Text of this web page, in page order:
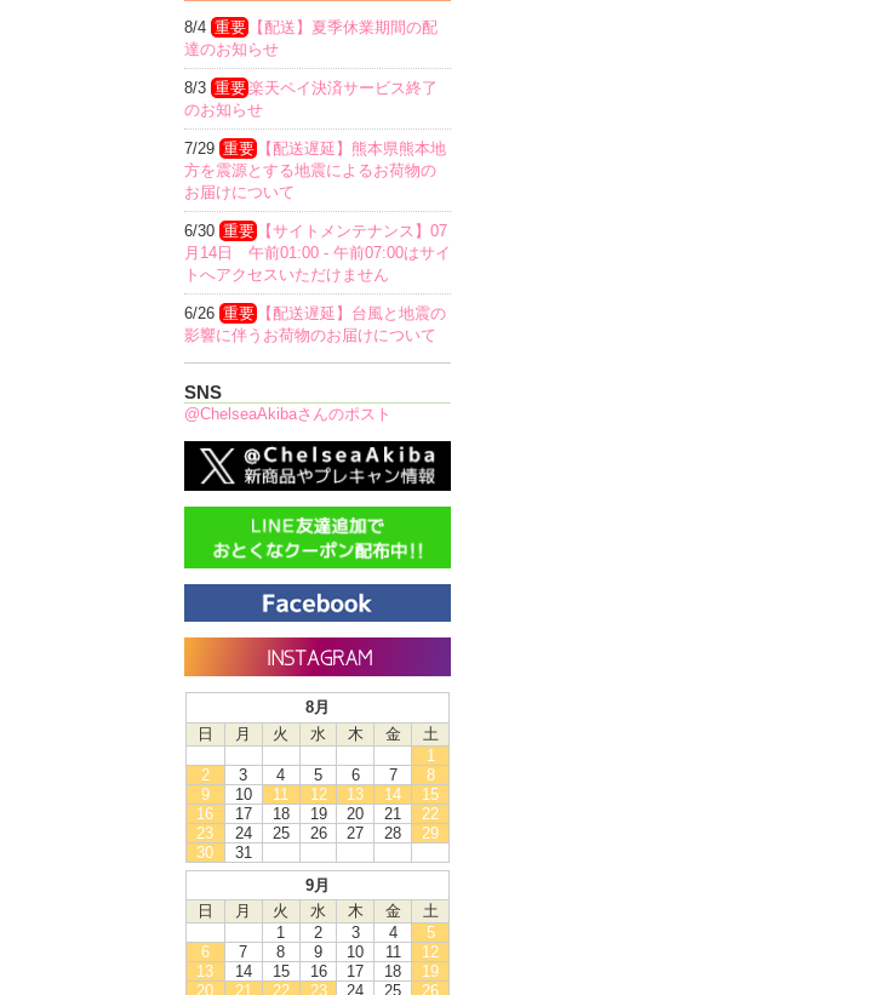
8/4 重要
【配送】夏季休業期間の配
達のお知らせ
8/3 重要楽天ペイ決済サービス終了
のお知らせ
7/29 重要
【配送遅延】熊本県熊本地
方を震源とする地震によるお荷物の
お届けについて
6/30 重要
【サイトメンテナンス】07
月14日 午前01:00 - 午前07:00はサイ
トへアクセスいただけません
6/26 重要
【配送遅延】台風と地震の
影響に伴うお荷物のお届けについて
SNS
@ChelseaAkibaさんのポスト
8月
日
月 火 水 木 金
土
1
2
3 4 5 6 7
8
9
10 11 12 13 14
15
16
17 18 19 20 21
22
23
24 25 26 27 28
29
30
31
9月
日
月 火 水 木 金
土
1
2 3 4
5
6
7 8 9 10 11
12
13
14 15 16 17 18
19
20
21 22 23 24 25
26